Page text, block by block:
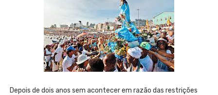
Depois de dois anos sem acontecer em razão das restrições